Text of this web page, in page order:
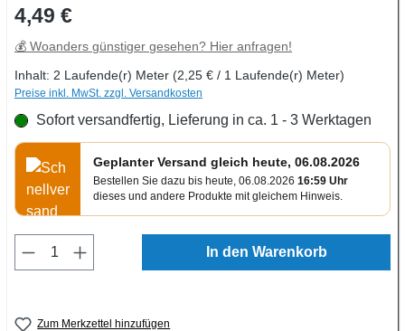
Regulärer Preis:
4,49 €
💰 Woanders günstiger gesehen? Hier anfragen!
Inhalt: 2 Laufende(r) Meter (2,25 € / 1 Laufende(r) Meter)
Preise inkl. MwSt. zzgl. Versandkosten
Sofort versandfertig, Lieferung in ca. 1 - 3 Werktagen
Geplanter Versand gleich heute, 06.08.2026
Bestellen Sie dazu bis heute, 06.08.2026 16:59 Uhr
dieses und andere Produkte mit gleichem Hinweis.
Produkt Anzahl: Gib den gewünschten
In den Warenkorb
Zum Merkzettel hinzufügen